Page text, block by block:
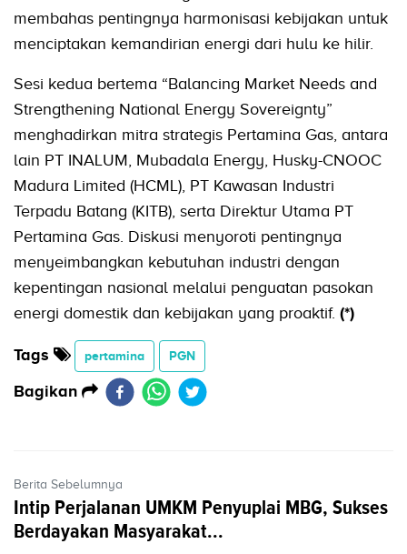
membahas pentingnya harmonisasi kebijakan untuk
menciptakan kemandirian energi dari hulu ke hilir.
Sesi kedua bertema “Balancing Market Needs and
Strengthening National Energy Sovereignty”
menghadirkan mitra strategis Pertamina Gas, antara
lain PT INALUM, Mubadala Energy, Husky-CNOOC
Madura Limited (HCML), PT Kawasan Industri
Terpadu Batang (KITB), serta Direktur Utama PT
Pertamina Gas. Diskusi menyoroti pentingnya
menyeimbangkan kebutuhan industri dengan
kepentingan nasional melalui penguatan pasokan
energi domestik dan kebijakan yang proaktif. (*)
Tags pertamina PGN
Bagikan
Berita Sebelumnya
Intip Perjalanan UMKM Penyuplai MBG, Sukses
Berdayakan Masyarakat...